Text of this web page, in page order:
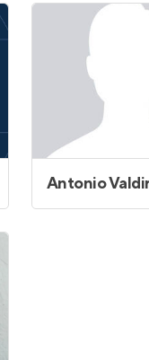
Antonio